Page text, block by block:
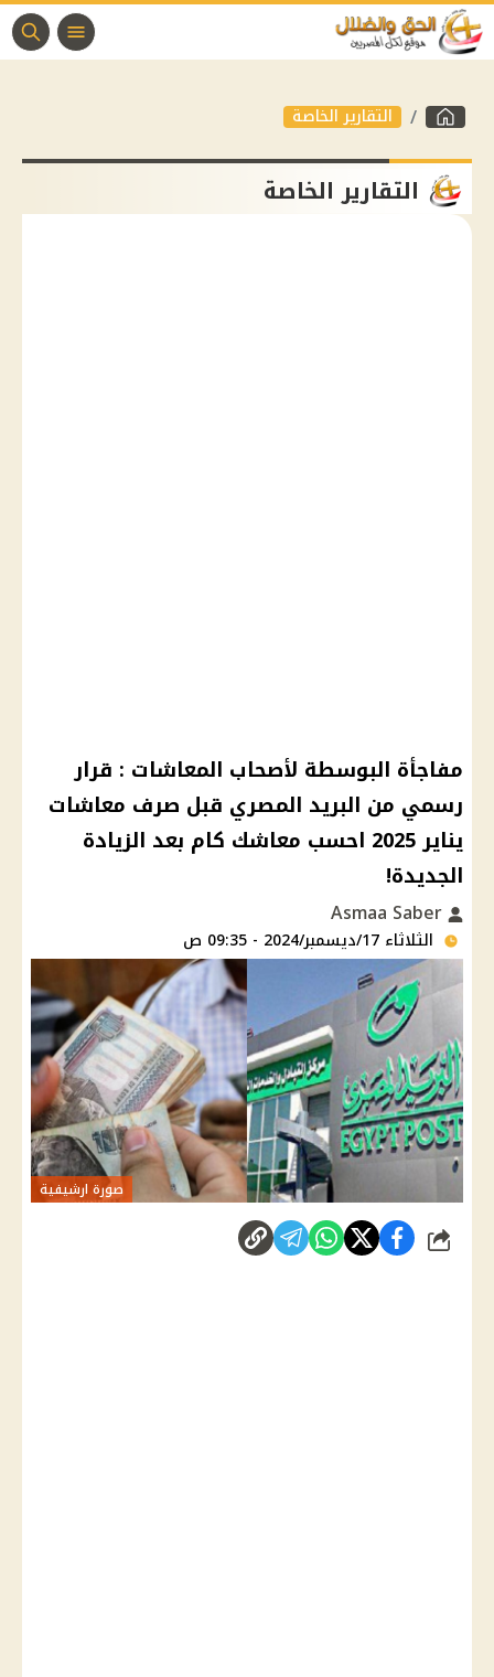
التقارير الخاصة
التقارير الخاصة
مفاجأة البوسطة لأصحاب المعاشات : قرار
رسمي من البريد المصري قبل صرف معاشات
يناير 2025 احسب معاشك كام بعد الزيادة
الجديدة!
الثلاثاء 17/ديسمبر/2024 - 09:35 ص
صورة ارشيفية
شارك